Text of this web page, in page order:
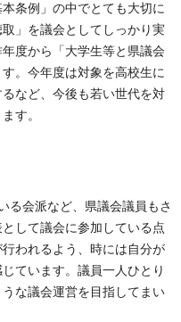
条例」の中でとても大切に
」を議会としてしっかり実
度から「大学生等と県議会
。今年度は対象を高校生に
など、今後も若い世代を対
す。
る会派など、県議会議員もさ
して議会に参加している点
われるよう、時には自分が
ています。議員一人ひとり
な議会運営を目指してまい